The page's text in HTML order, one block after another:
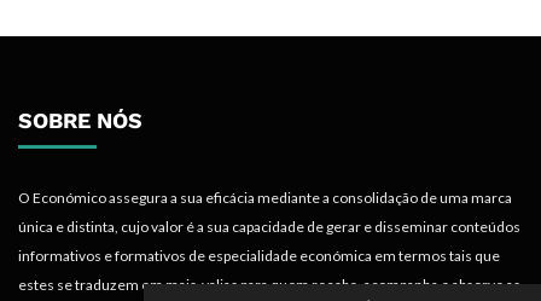
SOBRE NÓS
O Económico assegura a sua eficácia mediante a consolidação de uma marca
única e distinta, cujo valor é a sua capacidade de gerar e disseminar conteúdos
informativos e formativos de especialidade económica em termos tais que
estes se traduzem em mais-valias para quem recebe, acompanha e absorve as